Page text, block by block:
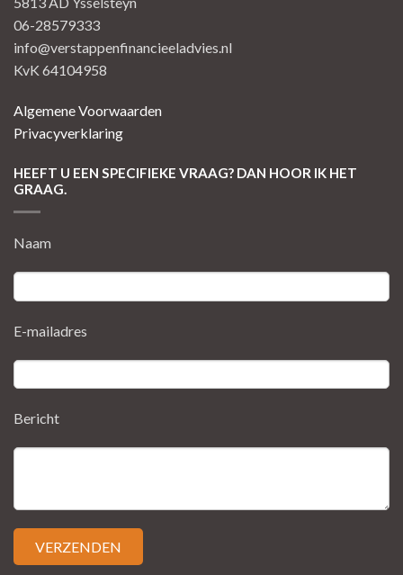
06-28579333
info@verstappenfinancieeladvies.nl
KvK 64104958
Algemene Voorwaarden
Privacyverklaring
HEEFT U EEN SPECIFIEKE VRAAG? DAN HOOR IK HET
GRAAG.
Naam
E-mailadres
Bericht